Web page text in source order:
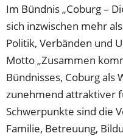
Im Bündnis „Coburg –
sich inzwischen mehr
Politik, Verbänden und
Motto „Zusammen
Bündnisses, Coburg als
zunehmend attraktiver
Schwerpunkte sind die
Familie, Betreuung,